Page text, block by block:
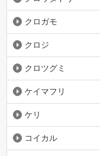
クロガモ
クロジ
クロツグミ
ケイマフリ
ケリ
コイカル